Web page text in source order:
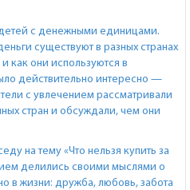
с денежными единицами.
существуют в разных странах
как они используются в
действительно интересно —
с увлечением рассматривали
стран и обсуждали, чем они
на тему «Что нельзя купить за
делились своими мыслями о
в жизни: дружба, любовь, забота